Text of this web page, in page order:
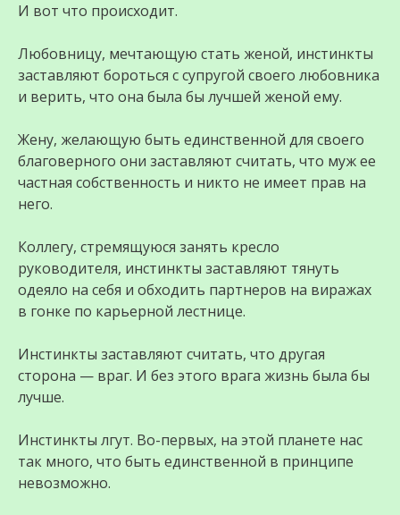
И вот что происходит.
Любовницу, мечтающую стать женой, инстинкты
заставляют бороться с супругой своего любовника
и верить, что она была бы лучшей женой ему.
Жену, желающую быть единственной для своего
благоверного они заставляют считать, что муж ее
частная собственность и никто не имеет прав на
него.
Коллегу, стремящуюся занять кресло
руководителя, инстинкты заставляют тянуть
одеяло на себя и обходить партнеров на виражах
в гонке по карьерной лестнице.
Инстинкты заставляют считать, что другая
сторона — враг. И без этого врага жизнь была бы
лучше.
Инстинкты лгут. Во-первых, на этой планете нас
так много, что быть единственной в принципе
невозможно.